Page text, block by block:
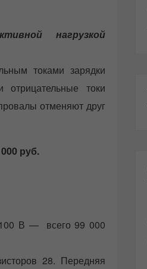
нагрузкой
токами зарядки
отрицательные токи
отменяют друг
руб.
100 В — всего 99 000
28. Передняя